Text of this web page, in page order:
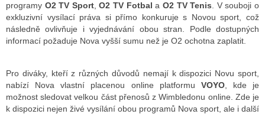
programy O2 TV Sport,O2 TV Fotbal a O2 TV Tenis . V souboji o
exkluzivní vysílací práva si přímo konkuruje s Novou sport, což
následně ovlivňuje i vyjednávání obou stran. Podle dostupných
informací požaduje Nova vyšší sumu než je O2 ochotna zaplatit.
Pro diváky, kteří z různých důvodů nemají k dispozici Novu sport,
nabízí Nova vlastní placenou online platformu VOYO, kde je
možnost sledovat velkou část přenosů z Wimbledonu online. Zde je
k dispozici nejen živé vysílání obou programů Nova sport, ale i další